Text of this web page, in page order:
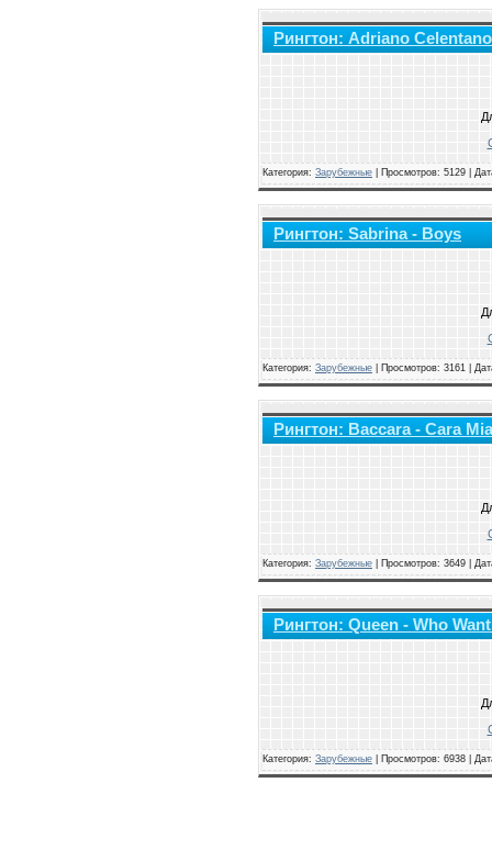
Рингтон: Adriano
Категория: Зарубежные Просмотров: 5129 |
Рингтон: Sabrina - Boys
Категория: Зарубежные Просмотров: 3161 |
Рингтон: Baccara - Cara Mia
Категория: Зарубежные Просмотров: 3649 |
Рингтон: Queen - Who
Категория: Зарубежные Просмотров: 6938 |